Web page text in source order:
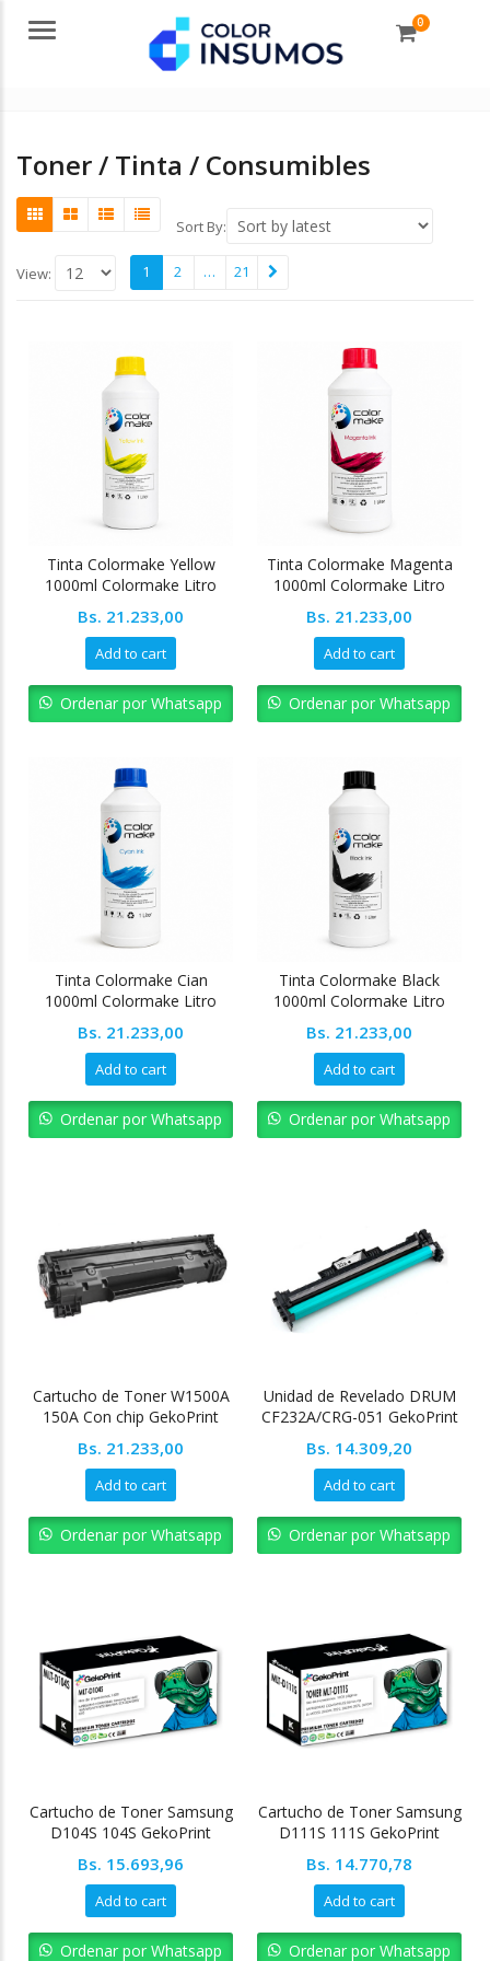
Menu 0
Toner / Tinta / Consumibles
Sort By:
View: 1 2 … 21
Tinta Colormake Yellow
1000ml Colormake Litro
Bs. 21.233,00
Add to cart
Ordenar por Whatsapp
Tinta Colormake Magenta
1000ml Colormake Litro
Bs. 21.233,00
Add to cart
Ordenar por Whatsapp
Tinta Colormake Cian
1000ml Colormake Litro
Bs. 21.233,00
Add to cart
Ordenar por Whatsapp
Tinta Colormake Black
1000ml Colormake Litro
Bs. 21.233,00
Add to cart
Ordenar por Whatsapp
Cartucho de Toner W1500A
150A Con chip GekoPrint
Bs. 21.233,00
Add to cart
Ordenar por Whatsapp
Unidad de Revelado DRUM
CF232A/CRG-051 GekoPrint
Bs. 14.309,20
Add to cart
Ordenar por Whatsapp
Cartucho de Toner Samsung
D104S 104S GekoPrint
Bs. 15.693,96
Add to cart
Ordenar por Whatsapp
Cartucho de Toner Samsung
D111S 111S GekoPrint
Bs. 14.770,78
Add to cart
Ordenar por Whatsapp